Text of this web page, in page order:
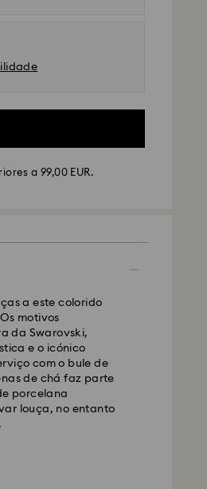
a 99,00 EUR.
a este colorido
motivos
da Swarovski,
e o icónico
com o bule de
de chá faz parte
porcelana
louça, no entanto
feira até às 10:00
e envio. (7-
a: EUR 99
feira até às 14:30